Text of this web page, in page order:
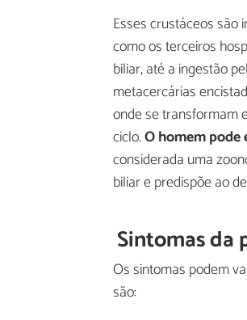
Esses crustáceos são
como os terceiros
biliar, até a ingestão
metacercárias
onde se transformam
ciclo.O homem
considerada uma
biliar e predispõe ao
Sintomas da
Os sintomas podem
são: